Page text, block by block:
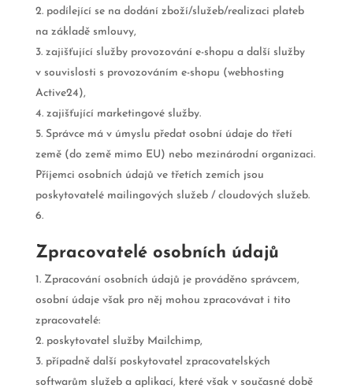
podílející se na dodání zboží/služeb/realizaci plateb
na základě smlouvy,
zajišťující služby provozování e-shopu a další služby
v souvislosti s provozováním e-shopu (webhosting
Active24),
zajišťující marketingové služby.
Správce má v úmyslu předat osobní údaje do třetí
země (do země mimo EU) nebo mezinárodní organizaci.
Příjemci osobních údajů ve třetích zemích jsou
poskytovatelé mailingových služeb / cloudových služeb.
Zpracovatelé osobních údajů
Zpracování osobních údajů je prováděno správcem,
osobní údaje však pro něj mohou zpracovávat i tito
zpracovatelé:
poskytovatel služby Mailchimp,
případně další poskytovatel zpracovatelských
softwarům služeb a aplikací, které však v současné době